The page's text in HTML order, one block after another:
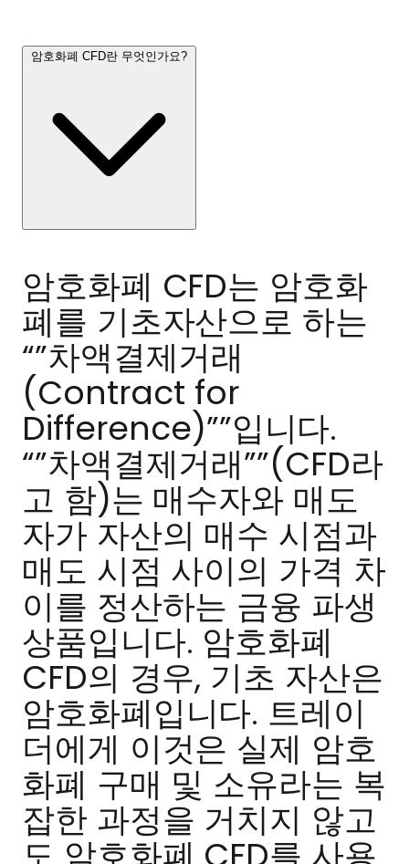
암호화폐 CFD란 무엇인가요?
암호화폐 CFD는 암호화
폐를 기초자산으로 하는
“”차액결제거래
(Contract for
Difference)””입니다.
“”차액결제거래””(CFD라
고 함)는 매수자와 매도
자가 자산의 매수 시점과
매도 시점 사이의 가격 차
이를 정산하는 금융 파생
상품입니다. 암호화폐
CFD의 경우, 기초 자산은
암호화폐입니다. 트레이
더에게 이것은 실제 암호
화폐 구매 및 소유라는 복
잡한 과정을 거치지 않고